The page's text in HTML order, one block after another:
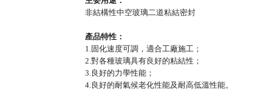
非結構性中空玻璃二道粘結密封
產品特性：
1.固化速度可調，適合工廠施工；
2.對各種玻璃具有良好的粘結性；
3.良好的力學性能；
4.良好的耐氣候老化性能及耐高低溫性能。